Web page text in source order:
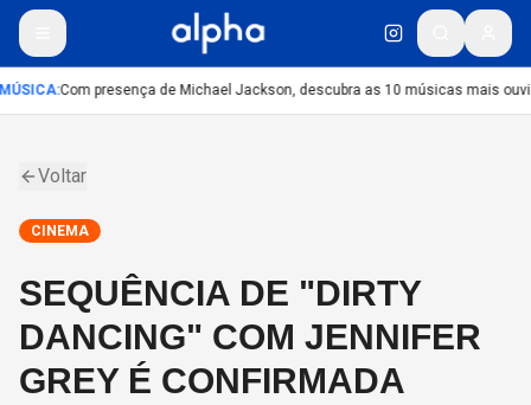
:Com presença de Michael Jackson, descubra as 10 músicas mais
Voltar
CINEMA
SEQUÊNCIA DE "DIRTY
DANCING" COM JENNIFER
GREY É CONFIRMADA